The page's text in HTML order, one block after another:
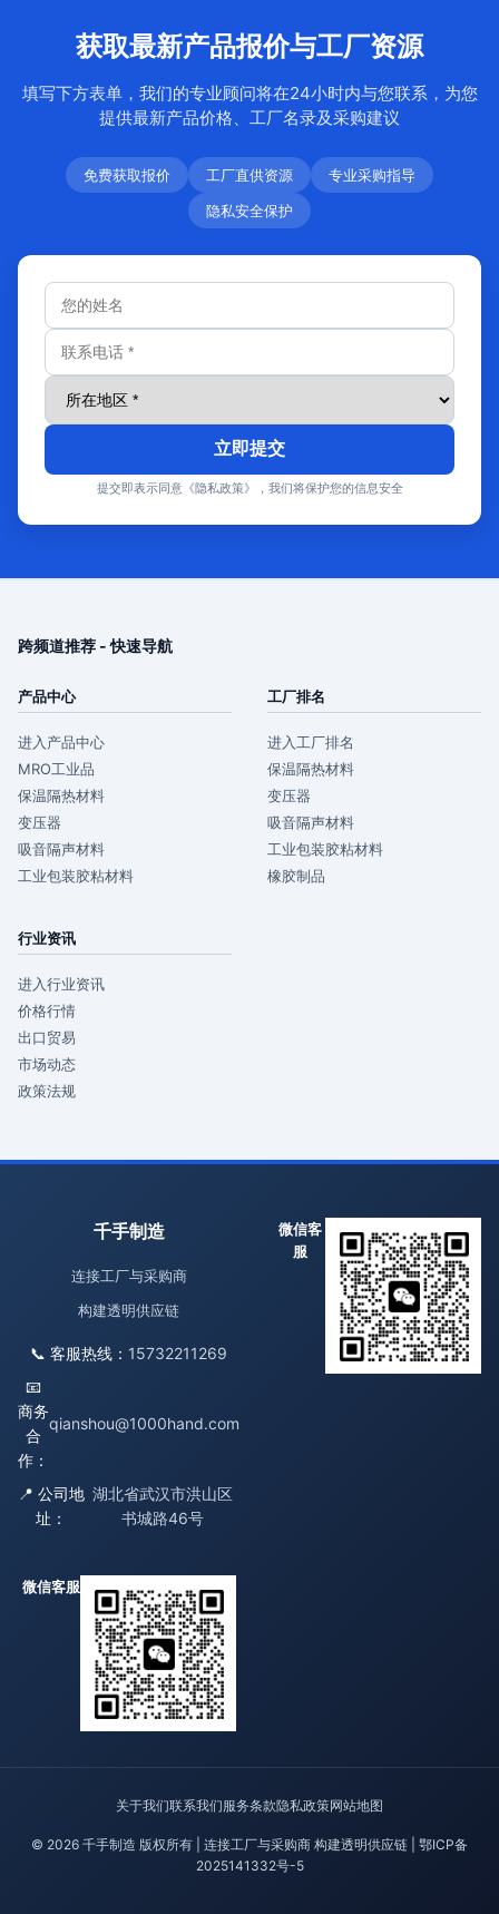
获取最新产品报价与工厂资源
填写下方表单，我们的专业顾问将在24小时内与您联系，为您
提供最新产品价格、工厂名录及采购建议
免费获取报价 工厂直供资源
专业采购指导
隐私安全保护
立即提交
提交即表示同意《隐私政策》，我们将保护您的信息安全
跨频道推荐 - 快速导航
产品中心
进入产品中心
MRO工业品
保温隔热材料
变压器
吸音隔声材料
工业包装胶粘材料
工厂排名
进入工厂排名
保温隔热材料
变压器
吸音隔声材料
工业包装胶粘材料
橡胶制品
行业资讯
进入行业资讯
价格行情
出口贸易
市场动态
政策法规
千手制造
连接工厂与采购商
构建透明供应链
📞 客服热线： 15732211269
📧
商务
合
作：
qianshou@1000hand.com
📍 公司地
址：
湖北省武汉市洪山区
书城路46号
微信客
服
微信客服
关于我们联系我们服务条款隐私政策网站地图
© 2026 千手制造 版权所有 | 连接工厂与采购商 构建透明供应链 | 鄂ICP备
2025141332号-5